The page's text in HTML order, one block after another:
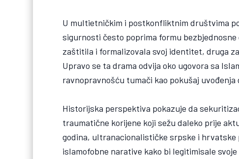
U multietničkim i postkonfliktnim društvima
sigurnosti često poprima formu
zaštitila i formalizovala svoj identitet, druga
Upravo se ta drama odvija oko ugovora sa
ravnopravnošću tumači kao pokušaj uvođenja
Historijska perspektiva pokazuje da
traumatične korijene koji sežu daleko prije
godina, ultranacionalističke srpske i
islamofobne narative kako bi legitimisale